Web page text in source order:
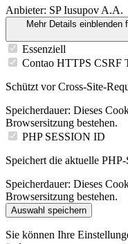
Anbieter: SP Iusupov A.A.
Mehr Details einblenden
Essenziell
Contao HTTPS CSRF
Schützt vor Cross-Site-
Speicherdauer: Dieses
Browsersitzung bestehen.
PHP SESSION ID
Speichert die aktuelle PHP-
Speicherdauer: Dieses
Browsersitzung bestehen.
Auswahl speichern
Sie können Ihre